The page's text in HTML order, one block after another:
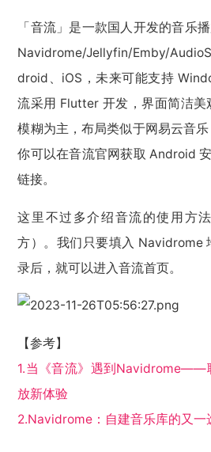
「音流」是一款国人开发的音乐
Navidrome/​Jel­lyfin/​Emby/​
droid、iOS，未来可能支持
流采用 Flut­ter 开发，界面简洁
模糊为主，布局类似于网易云音乐
你可以在音流官网获取 An­droid
链接。
这里不过多介绍音流的使用方
方）。我们只要填入 Navidrome
录后，就可以进入音流首页。
【参考】
1.当《音流》遇到Navidrome——
放新体验
2.Navidrome：自建音乐库的又一